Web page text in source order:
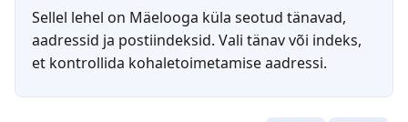
Sellel lehel on Mäelooga küla seotud tänavad,
aadressid ja postiindeksid. Vali tänav või indeks,
et kontrollida kohaletoimetamise aadressi.